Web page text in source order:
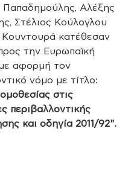
Αλέξης
Στέλιος Κούλογλου
Κουντουρά κατέθεσαν
την Ευρωπαϊκή
αφορμή τον
νόμο με τίτλο:
στις
περιβαλλοντικής
και οδηγία 2011/92".